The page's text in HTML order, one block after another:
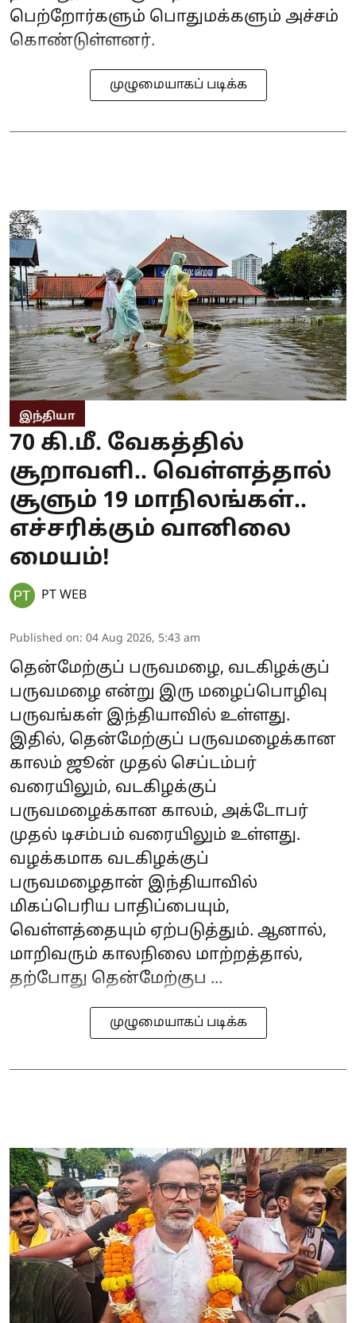
பெற்றோர்களும் பொதுமக்களும் அச்சம்
கொண்டுள்ளனர்.
முழுமையாகப் படிக்க
இந்தியா
70 கி.மீ. வேகத்தில்
சூறாவளி.. வெள்ளத்தால்
சூளும் 19 மாநிலங்கள்..
எச்சரிக்கும் வானிலை
மையம்!
PT WEB
Published on: 04 Aug 2026, 5:43 am
தென்மேற்குப் பருவமழை, வடகிழக்குப்
பருவமழை என்று இரு மழைப்பொழிவு
பருவங்கள் இந்தியாவில் உள்ளது.
இதில், தென்மேற்குப் பருவமழைக்கான
காலம் ஜூன் முதல் செப்டம்பர்
வரையிலும், வடகிழக்குப்
பருவமழைக்கான காலம், அக்டோபர்
முதல் டிசம்பம் வரையிலும் உள்ளது.
வழக்கமாக வடகிழக்குப்
பருவமழைதான் இந்தியாவில்
மிகப்பெரிய பாதிப்பையும்,
வெள்ளத்தையும் ஏற்படுத்தும். ஆனால்,
மாறிவரும் காலநிலை மாற்றத்தால்,
தற்போது தென்மேற்குப ...
முழுமையாகப் படிக்க